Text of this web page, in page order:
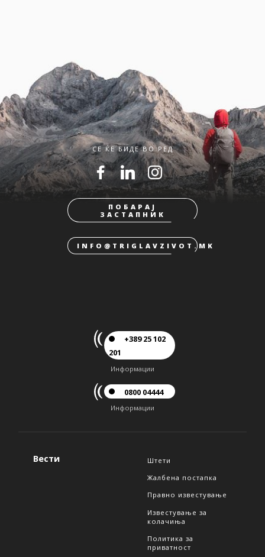
СЕ ЌЕ БИДЕ ВО РЕД
ПОБАРАЈ
ЗАСТАПНИК
INFO@TRIGLAVZIVOT.MK
+389 25 102
201
Информации
0800 04444
Информации
Вести
Штети
Жалбена постапка
Правно известување
Известување за
колачиња
Политика за
приватност